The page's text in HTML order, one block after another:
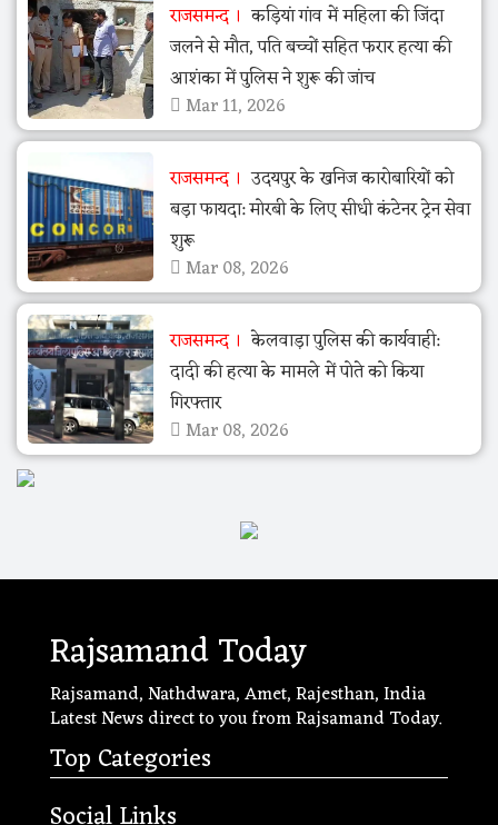
राजसमन्द
कड़ियां गांव में महिला की जिंदा
जलने से मौत, पति बच्चों सहित फरार हत्या की
आशंका में पुलिस ने शुरू की जांच
Mar 11, 2026
राजसमन्द
उदयपुर के खनिज कारोबारियों को
बड़ा फायदा: मोरबी के लिए सीधी कंटेनर ट्रेन सेवा
शुरू
Mar 08, 2026
राजसमन्द
केलवाड़ा पुलिस की कार्यवाही:
दादी की हत्या के मामले में पोते को किया
गिरफ्तार
Mar 08, 2026
Rajsamand Today
Rajsamand, Nathdwara, Amet, Rajesthan, India
Latest News direct to you from Rajsamand Today.
Top Categories